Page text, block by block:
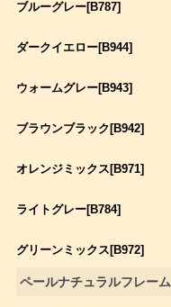
ブルーグレー[B787]
ダークイエロー[B944]
ウォームグレー[B943]
ブラウンブラック[B942]
オレンジミックス[B971]
ライトグレー[B784]
グリーンミックス[B972]
ペールナチュラルフレーム